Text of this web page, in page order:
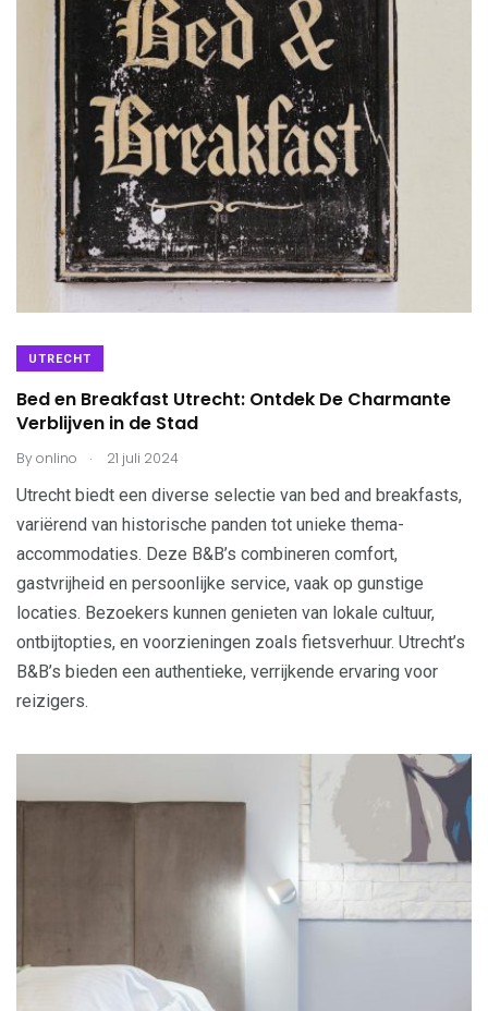
UTRECHT
Bed en Breakfast Utrecht: Ontdek De Charmante
Verblijven in de Stad
Byonlino . 21 juli 2024
Utrecht biedt een diverse selectie van bed and breakfasts,
variërend van historische panden tot unieke thema-
accommodaties. Deze B&B’s combineren comfort,
gastvrijheid en persoonlijke service, vaak op gunstige
locaties. Bezoekers kunnen genieten van lokale cultuur,
ontbijtopties, en voorzieningen zoals fietsverhuur. Utrecht’s
B&B’s bieden een authentieke, verrijkende ervaring voor
reizigers.